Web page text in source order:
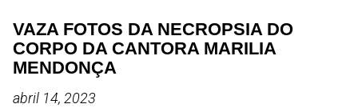
VAZA FOTOS DA NECROPSIA DO
CORPO DA CANTORA MARILIA
MENDONÇA
abril 14, 2023